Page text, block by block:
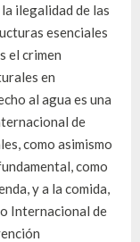
ilegalidad de las
esenciales
el crimen
en
al agua es una
de
como asimismo
como
y a la comida,
Internacional de